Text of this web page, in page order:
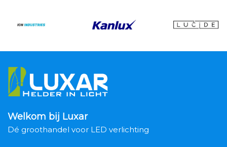
Welkom bij Luxar
Dé groothandel voor LED verlichting